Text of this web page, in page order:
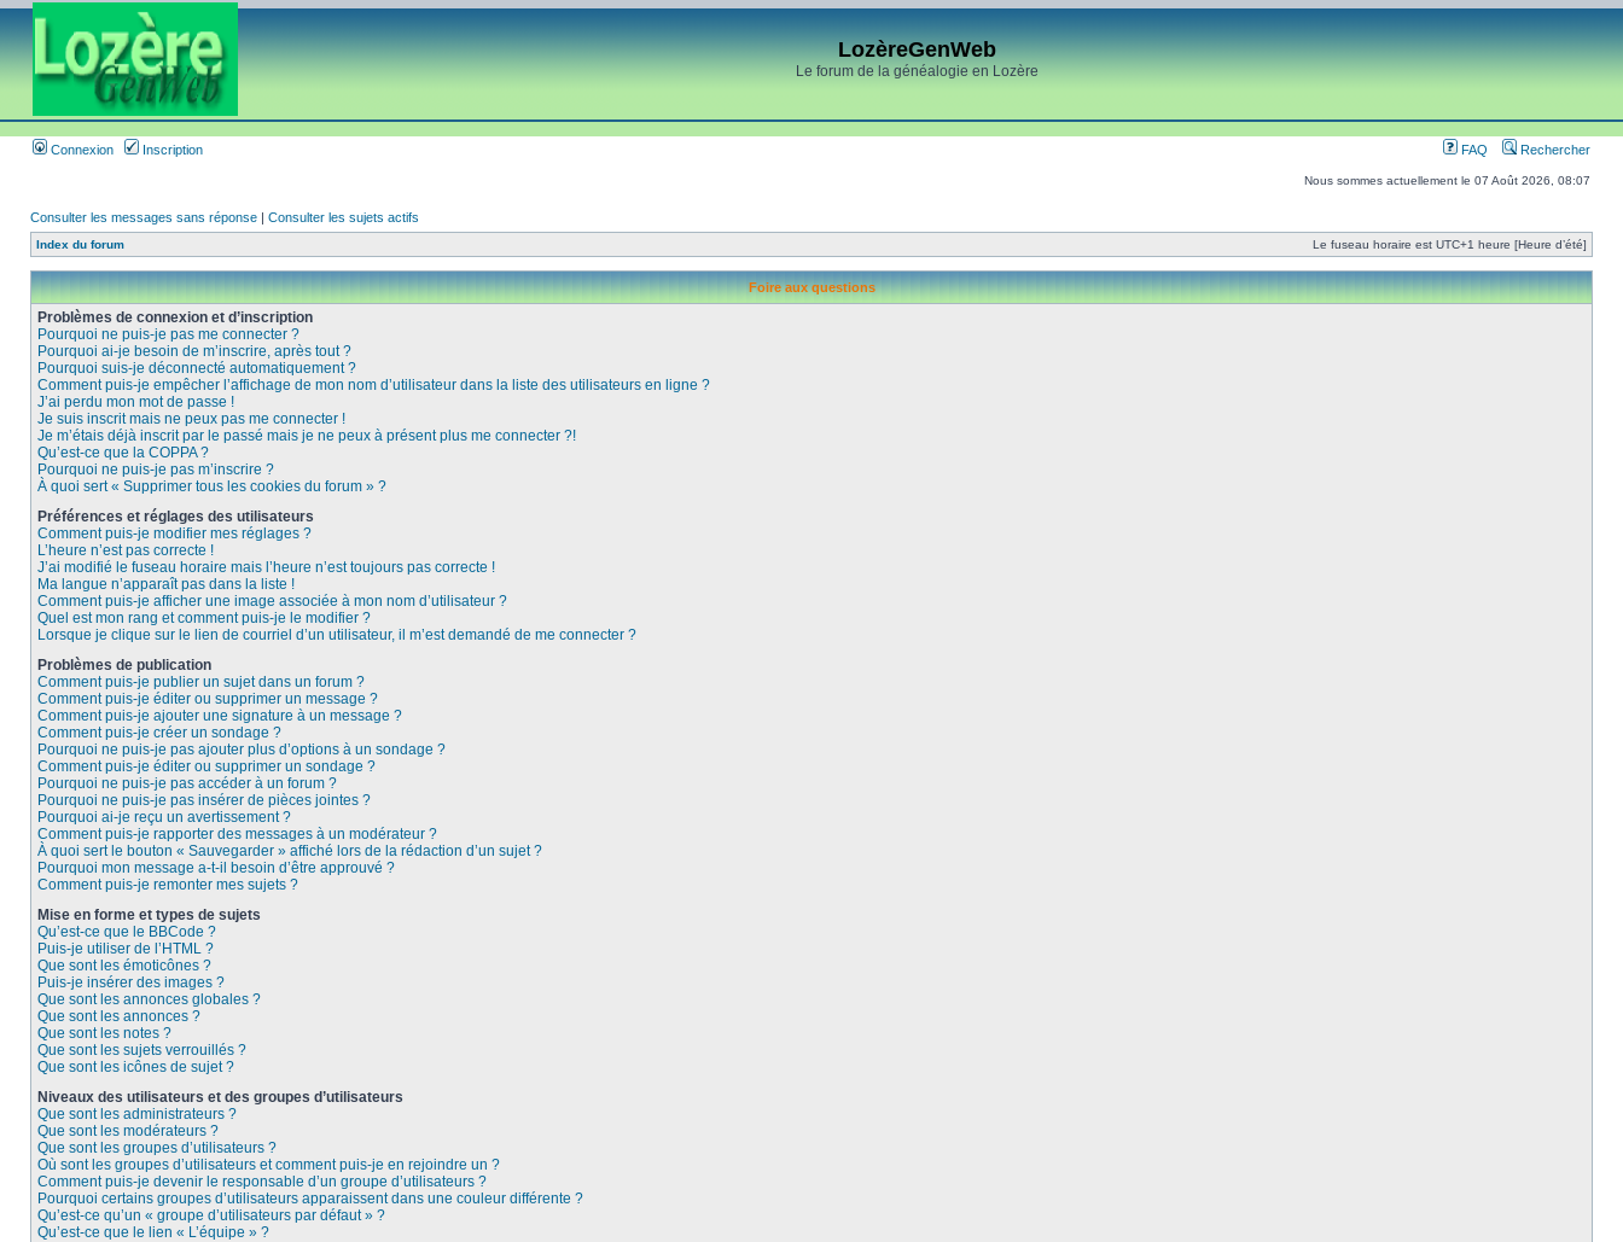
LozèreGenWeb
Le forum de la généalogie en Lozère
Connexion Inscription FAQ Rechercher
Nous sommes actuellement le 07 Août 2026, 08:07
Consulter les messages sans réponse | Consulter les sujets actifs
Index du forum Le fuseau horaire est UTC+1 heure [Heure d’été]
Foire aux questions
Problèmes de connexion et d’inscription
Pourquoi ne puis-je pas me connecter ?
Pourquoi ai-je besoin de m’inscrire, après tout ?
Pourquoi suis-je déconnecté automatiquement ?
Comment puis-je empêcher l’affichage de mon nom d’utilisateur dans la liste des utilisateurs en ligne ?
J’ai perdu mon mot de passe !
Je suis inscrit mais ne peux pas me connecter !
Je m’étais déjà inscrit par le passé mais je ne peux à présent plus me connecter ?!
Qu’est-ce que la COPPA ?
Pourquoi ne puis-je pas m’inscrire ?
À quoi sert « Supprimer tous les cookies du forum » ?
Préférences et réglages des utilisateurs
Comment puis-je modifier mes réglages ?
L’heure n’est pas correcte !
J’ai modifié le fuseau horaire mais l’heure n’est toujours pas correcte !
Ma langue n’apparaît pas dans la liste !
Comment puis-je afficher une image associée à mon nom d’utilisateur ?
Quel est mon rang et comment puis-je le modifier ?
Lorsque je clique sur le lien de courriel d’un utilisateur, il m’est demandé de me connecter ?
Problèmes de publication
Comment puis-je publier un sujet dans un forum ?
Comment puis-je éditer ou supprimer un message ?
Comment puis-je ajouter une signature à un message ?
Comment puis-je créer un sondage ?
Pourquoi ne puis-je pas ajouter plus d’options à un sondage ?
Comment puis-je éditer ou supprimer un sondage ?
Pourquoi ne puis-je pas accéder à un forum ?
Pourquoi ne puis-je pas insérer de pièces jointes ?
Pourquoi ai-je reçu un avertissement ?
Comment puis-je rapporter des messages à un modérateur ?
À quoi sert le bouton « Sauvegarder » affiché lors de la rédaction d’un sujet ?
Pourquoi mon message a-t-il besoin d’être approuvé ?
Comment puis-je remonter mes sujets ?
Mise en forme et types de sujets
Qu’est-ce que le BBCode ?
Puis-je utiliser de l’HTML ?
Que sont les émoticônes ?
Puis-je insérer des images ?
Que sont les annonces globales ?
Que sont les annonces ?
Que sont les notes ?
Que sont les sujets verrouillés ?
Que sont les icônes de sujet ?
Niveaux des utilisateurs et des groupes d’utilisateurs
Que sont les administrateurs ?
Que sont les modérateurs ?
Que sont les groupes d’utilisateurs ?
Où sont les groupes d’utilisateurs et comment puis-je en rejoindre un ?
Comment puis-je devenir le responsable d’un groupe d’utilisateurs ?
Pourquoi certains groupes d’utilisateurs apparaissent dans une couleur différente ?
Qu’est-ce qu’un « groupe d’utilisateurs par défaut » ?
Qu’est-ce que le lien « L’équipe » ?